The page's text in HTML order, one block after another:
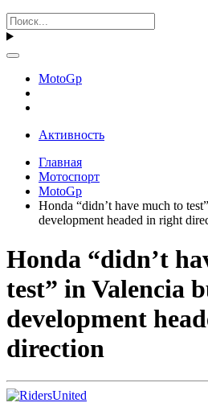
MotoGp
Активность
Главная
Мотоспорт
MotoGp
Honda “didn’t have much to
development headed in right
Honda “didn’t
test” in Valencia
development
direction